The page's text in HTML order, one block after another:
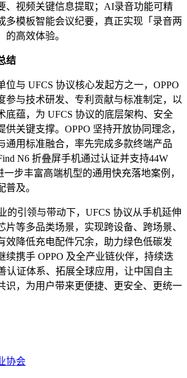
、视频关键信息提取；AI录音功能可精
多模板智能会议纪要，真正实现「录音两
的高效体验。
结
位与 UFCS 协议核心发起方之一，OPPO
参与技术研发、专利贡献与标准制定，以
底蕴，为 UFCS 协议的底层架构、安全
关键支撑。OPPO 坚持开放协同理念，
通用标准融合，率先完成多款终端产品
N6 折叠屏手机通过认证并支持44W
一步丰富高端机型的通用快充落地案例，
普及。
的引领与带动下，UFCS 协议从手机延伸
片等多品类场景，实现跨设备、跨场景、
效降低充电配件冗余，助力绿色低碳发
续携手 OPPO 及全产业链伙伴，持续迭
认证体系、拓展全球应用，让中国自主
识，为用户带来更便捷、更安全、更统一